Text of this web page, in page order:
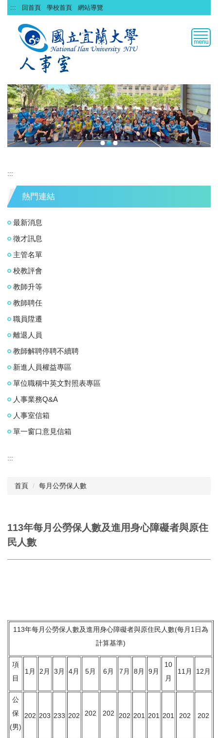
跳
到
::: 回首頁 學校首頁 網站導覽
:::
熱門連結
最新消息
徵才訊息
主管名單
校教評會
教師升等
教師聘任
職員陞遷
離退人員
教師解聘停聘不續聘
新進人員權益專區
單位職稱中英文對照表專區
人事業務Q&A
人事室信箱
單一窗口意見信箱
:::
首頁 每月公勞保人數
113年每月公勞保人數及進用身心障礙者與原住
民人數
113年每月公勞保人數及進用身心障礙者與原住民人數(每月1日為
計算基準)
項
目
1月 2月 3月 4月 5月 6月 7月 8月 9月
10
月
11月 12月
公
保
(男)
202 203 233 202 202 202 202 201 201 201 202 202